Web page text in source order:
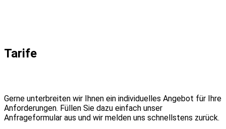
Tarife
Gerne unterbreiten wir Ihnen ein individuelles Angebot für Ihre
Anforderungen. Füllen Sie dazu einfach unser
Anfrageformular aus und wir melden uns schnellstens zurück.